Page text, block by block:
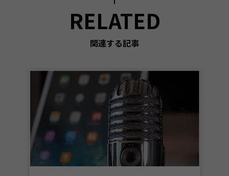
RELATED
関連する記事